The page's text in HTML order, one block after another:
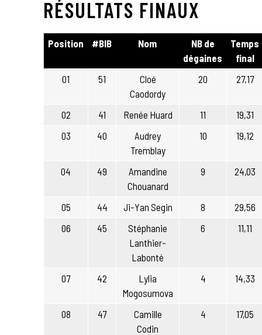
RÉSULTATS FINAUX
Position #BIB Nom
NB de
dégaines
Temps
final
01
51
Cloé
Caodordy
20 27,17
02 41 Renée Huard 11
19,31
03
40
Audrey
Tremblay
10 19,12
04 49
Amandine
Chouanard
9 24,03
05 44 Ji-Yan Segin 8
29,56
06
45
Stéphanie
Lanthier-
Labonté
6 11,11
07 42
Lylia
Mogosumova
4 14,33
08 47
Camille
Codin
4 17,05